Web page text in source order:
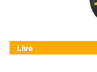
Live